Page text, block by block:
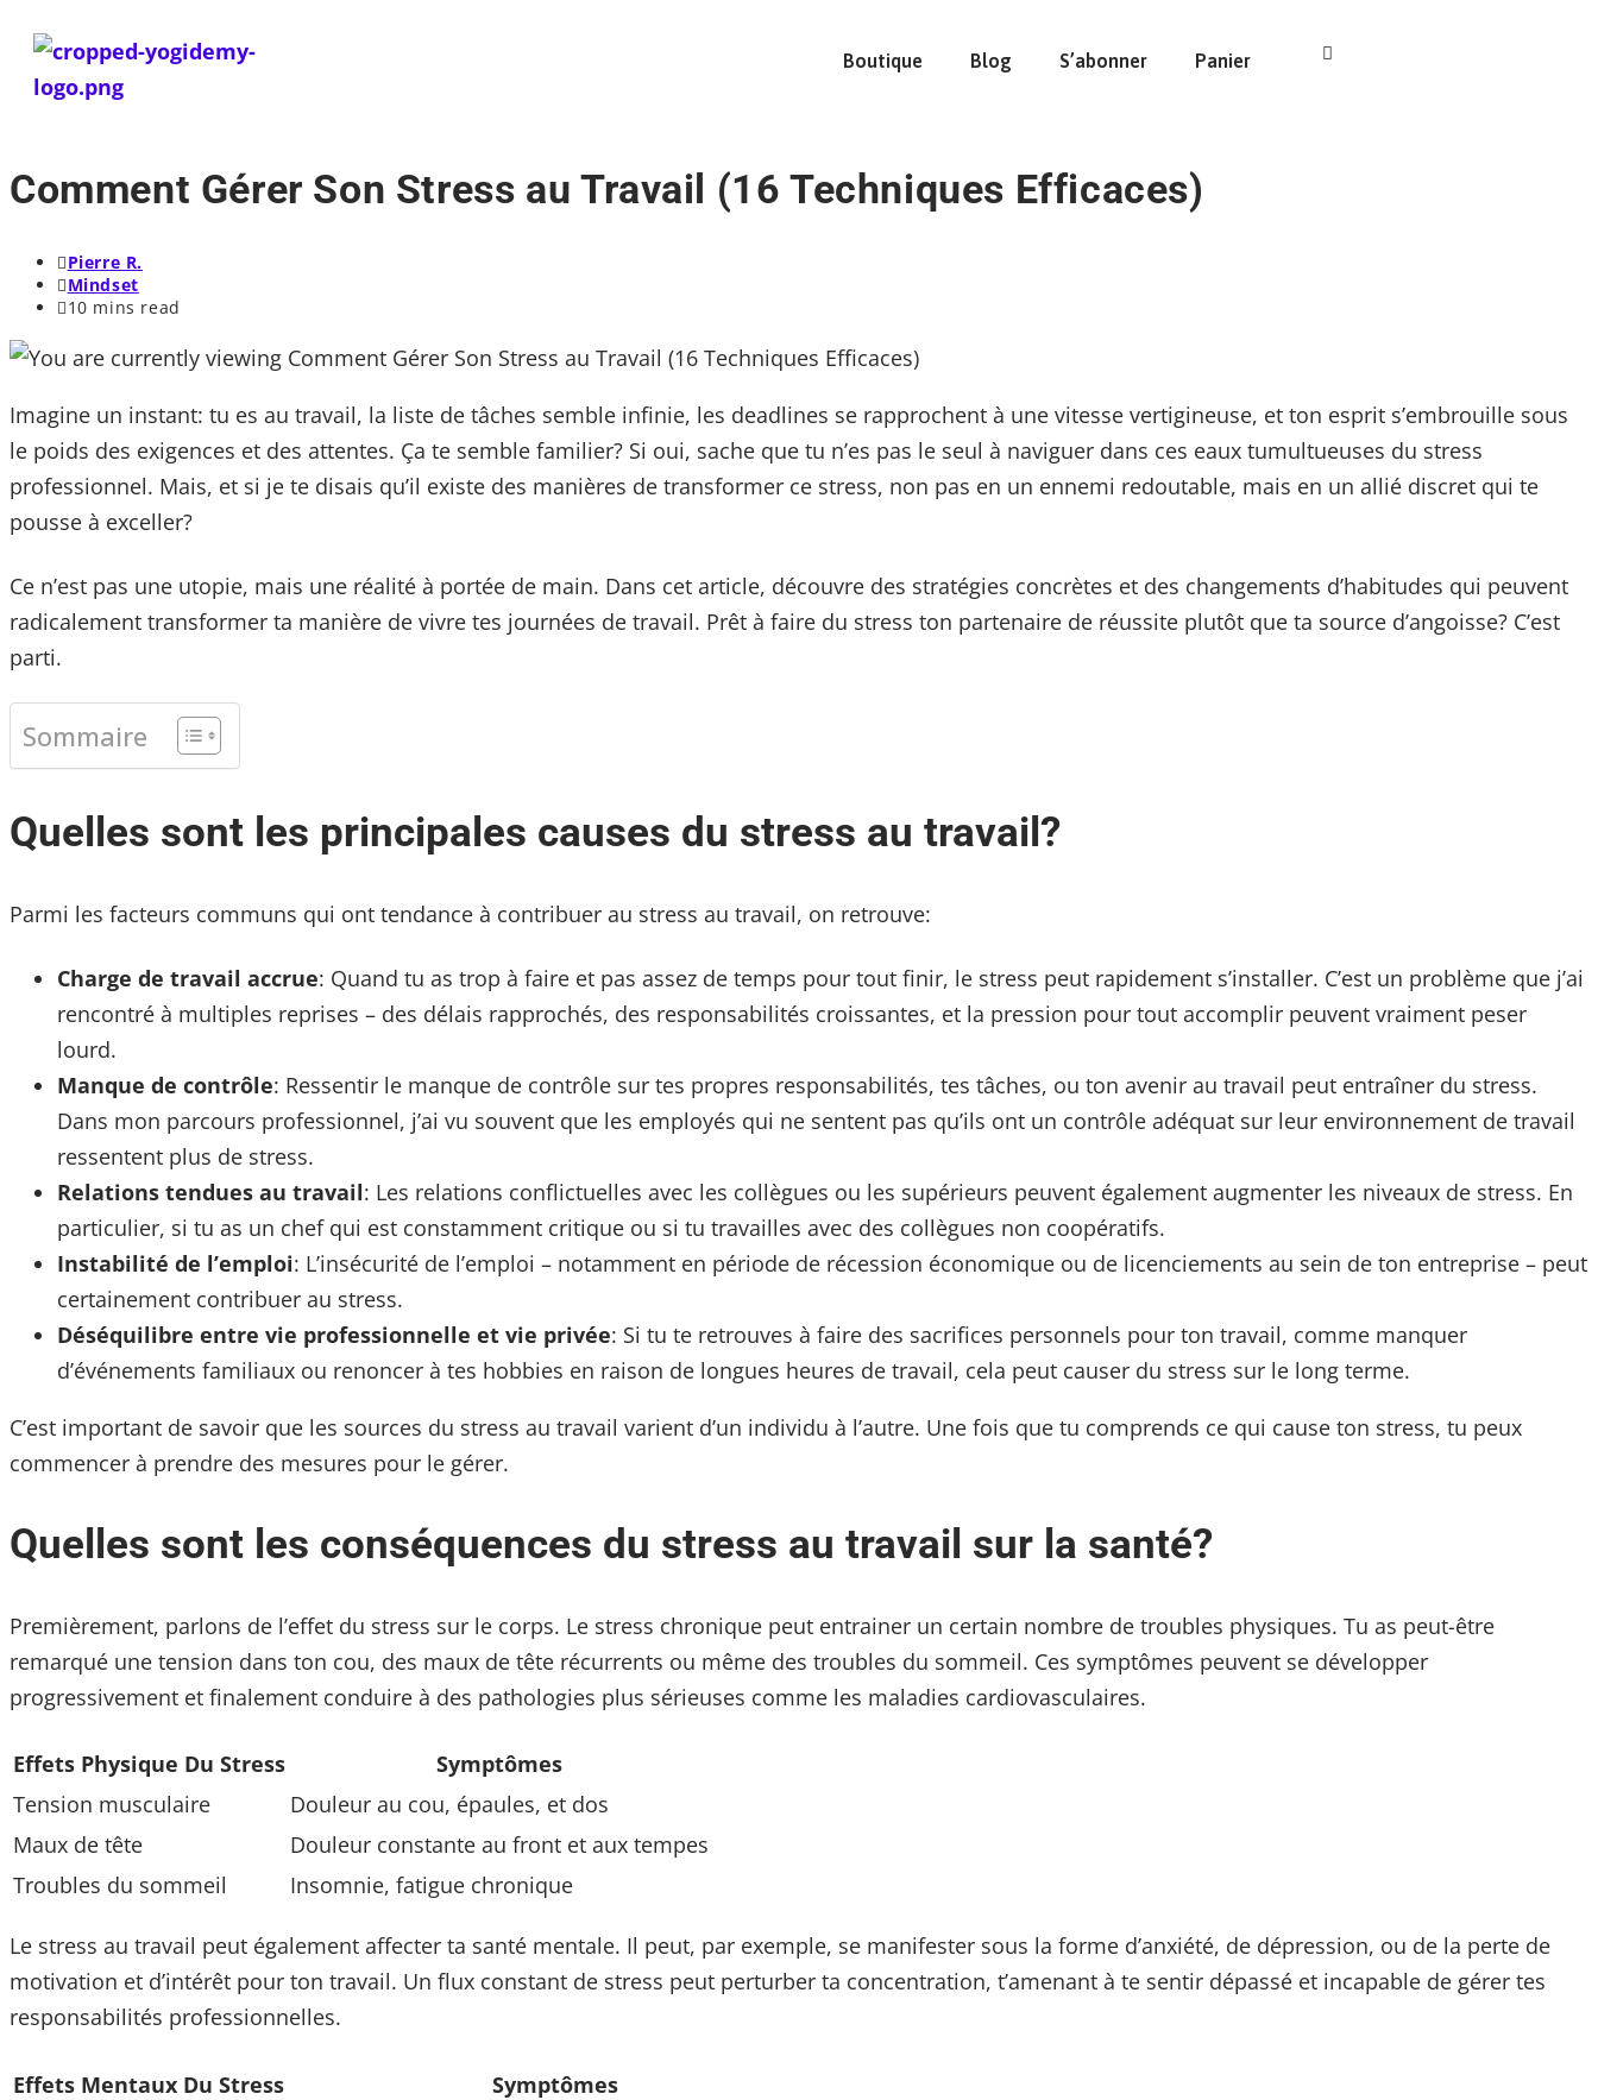
Boutique Blog S’abonner Panier
Comment Gérer Son Stress au Travail (16 Techniques Efficaces)
Pierre R.
Mindset
10 mins read
Imagine un instant: tu es au travail, la liste de tâches semble infinie, les deadlines se rapprochent à une vitesse vertigineuse, et ton esprit s’embrouille sous
le poids des exigences et des attentes. Ça te semble familier? Si oui, sache que tu n’es pas le seul à naviguer dans ces eaux tumultueuses du stress
professionnel. Mais, et si je te disais qu’il existe des manières de transformer ce stress, non pas en un ennemi redoutable, mais en un allié discret qui te
pousse à exceller?
Ce n’est pas une utopie, mais une réalité à portée de main. Dans cet article, découvre des stratégies concrètes et des changements d’habitudes qui peuvent
radicalement transformer ta manière de vivre tes journées de travail. Prêt à faire du stress ton partenaire de réussite plutôt que ta source d’angoisse? C’est
parti.
Sommaire
Quelles sont les principales causes du stress au travail?
Parmi les facteurs communs qui ont tendance à contribuer au stress au travail, on retrouve:
Charge de travail accrue: Quand tu as trop à faire et pas assez de temps pour tout finir, le stress peut rapidement s’installer. C’est un problème que j’ai
rencontré à multiples reprises – des délais rapprochés, des responsabilités croissantes, et la pression pour tout accomplir peuvent vraiment peser
lourd.
Manque de contrôle: Ressentir le manque de contrôle sur tes propres responsabilités, tes tâches, ou ton avenir au travail peut entraîner du stress.
Dans mon parcours professionnel, j’ai vu souvent que les employés qui ne sentent pas qu’ils ont un contrôle adéquat sur leur environnement de travail
ressentent plus de stress.
Relations tendues au travail: Les relations conflictuelles avec les collègues ou les supérieurs peuvent également augmenter les niveaux de stress. En
particulier, si tu as un chef qui est constamment critique ou si tu travailles avec des collègues non coopératifs.
Instabilité de l’emploi: L’insécurité de l’emploi – notamment en période de récession économique ou de licenciements au sein de ton entreprise – peut
certainement contribuer au stress.
Déséquilibre entre vie professionnelle et vie privée: Si tu te retrouves à faire des sacrifices personnels pour ton travail, comme manquer
d’événements familiaux ou renoncer à tes hobbies en raison de longues heures de travail, cela peut causer du stress sur le long terme.
C’est important de savoir que les sources du stress au travail varient d’un individu à l’autre. Une fois que tu comprends ce qui cause ton stress, tu peux
commencer à prendre des mesures pour le gérer.
Quelles sont les conséquences du stress au travail sur la santé?
Premièrement, parlons de l’effet du stress sur le corps. Le stress chronique peut entrainer un certain nombre de troubles physiques. Tu as peut-être
remarqué une tension dans ton cou, des maux de tête récurrents ou même des troubles du sommeil. Ces symptômes peuvent se développer
progressivement et finalement conduire à des pathologies plus sérieuses comme les maladies cardiovasculaires.
Effets Physique Du Stress
Symptômes
Tension musculaire
Douleur au cou, épaules, et dos
Maux de tête
Douleur constante au front et aux tempes
Troubles du sommeil
Insomnie, fatigue chronique
Le stress au travail peut également affecter ta santé mentale. Il peut, par exemple, se manifester sous la forme d’anxiété, de dépression, ou de la perte de
motivation et d’intérêt pour ton travail. Un flux constant de stress peut perturber ta concentration, t’amenant à te sentir dépassé et incapable de gérer tes
responsabilités professionnelles.
Effets Mentaux Du Stress
Symptômes